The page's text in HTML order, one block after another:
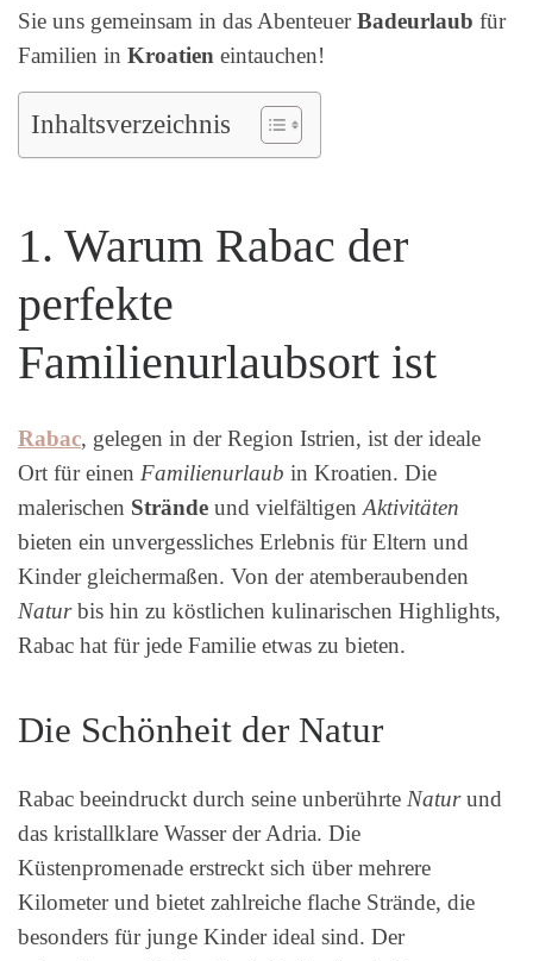
Sie uns gemeinsam in das AbenteuerBadeurlaub für
Familien in Kroatien eintauchen!
Inhaltsverzeichnis
1. Warum Rabac der
perfekte
Familienurlaubsort ist
Rabac, gelegen in der Region Istrien, ist der ideale
Ort für einen Familienurlaub in Kroatien. Die
malerischen Strände und vielfältigen Aktivitäten
bieten ein unvergessliches Erlebnis für Eltern und
Kinder gleichermaßen. Von der atemberaubenden
Naturbis hin zu köstlichen kulinarischen Highlights,
Rabac hat für jede Familie etwas zu bieten.
Die Schönheit der Natur
Rabac beeindruckt durch seine unberührte Naturund
das kristallklare Wasser der Adria. Die
Küstenpromenade erstreckt sich über mehrere
Kilometer und bietet zahlreiche flache Strände, die
besonders für junge Kinder ideal sind. Der